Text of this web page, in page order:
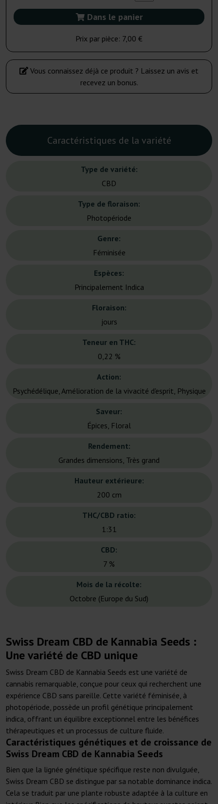
Dans le panier
Prix par pièce: 7,00 €
Vous connaissez déjà ce produit ? Laissez un avis et
recevez un bonus.
Caractéristiques de la variété
Type de variété:
CBD
Type de floraison:
Photopériode
Genre:
Féminisée
Espèces:
Principalement Indica
Floraison:
jours
Teneur en THC:
0,22 %
Action:
Psychédélique, Amélioration de la vivacité d'esprit, Physique
Saveur:
Épices, Floral
Rendement:
Grandes dimensions, Très grand
Hauteur extérieure:
200 cm
THC/CBD ratio:
1:31
CBD:
7 %
Mois de la récolte:
Octobre (Europe du Sud)
Swiss Dream CBD de Kannabia Seeds :
Une variété de CBD unique
Swiss Dream CBD de Kannabia Seeds est une variété de
cannabis remarquable, conçue pour ceux qui recherchent une
expérience CBD sans pareille. Cette variété féminisée, à
photopériode, possède un profil génétique principalement
indica, offrant un équilibre exceptionnel entre les bénéfices
thérapeutiques et un processus de culture fluide.
Caractéristiques génétiques et de croissance de
Swiss Dream CBD de Kannabia Seeds
Bien que la lignée génétique spécifique reste non divulguée,
Swiss Dream CBD se distingue par sa notable dominance indica.
Cela se traduit par une plante robuste adaptée à la culture en